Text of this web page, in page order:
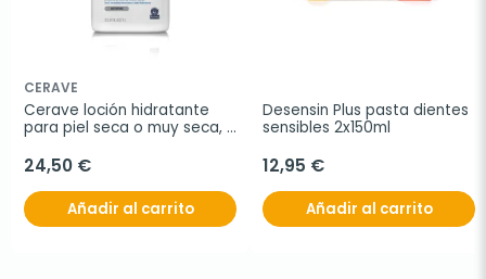
CERAVE
Cerave loción hidratante
para piel seca o muy seca, 1
24,50 €
Añadir al carrito
Desensin Plus pasta dientes
sensibles 2x150ml
12,95 €
Añadir al carrito